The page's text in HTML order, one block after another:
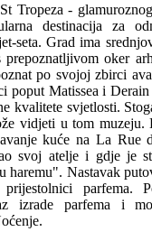
Tropeza -
destinacija za
seta. Grad ima
prepoznatljivom oker
po svojoj zbirci
poput Matissea i
kvalitete svjetlosti.
vidjeti u tom muzeju.
kuće na La Rue
svoj ​​atelje i gdje je
Nastavak
parfema.
izrade parfema i